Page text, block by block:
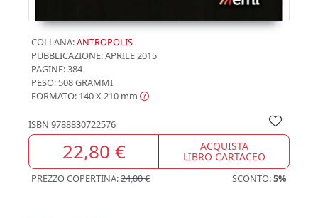
COLLANA:ANTROPOLIS
PUBBLICAZIONE:APRILE 2015
PAGINE: 384
PESO: 508 GRAMMI
FORMATO: 140 X 210 mm
ISBN 9788830722576
22,80 € ACQUISTA
LIBRO CARTACEO
PREZZO COPERTINA:24,00 € SCONTO:5%